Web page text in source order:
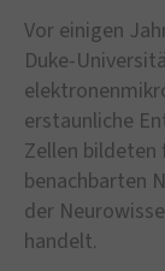
Vor einigen
Duke-
erstaunliche
Zellen
benachbarten
der
handelt.